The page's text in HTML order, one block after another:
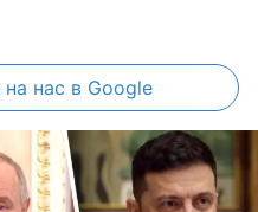
на нас в Google